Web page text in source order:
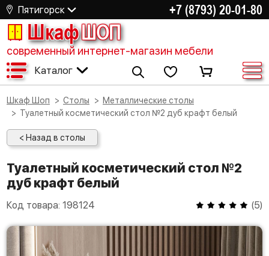
Пятигорск +7 (8793) 20-01-80
ШкафШОП
современный интернет-магазин мебели
Каталог
Шкаф Шоп Столы
Металлические столы
Туалетный косметический стол №2 дуб крафт белый
< Назад в столы
Туалетный косметический стол №2
дуб крафт белый
Код товара: 198124 (5)